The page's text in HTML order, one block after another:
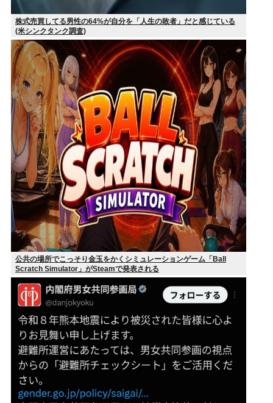
株式売買してる男性の64%が自分を「人生の敗者」だと感じている
(米シンクタンク調査)
公共の場所でこっそり金玉をかくシミュレーションゲーム「Ball
Scratch Simulator」がSteamで発表される